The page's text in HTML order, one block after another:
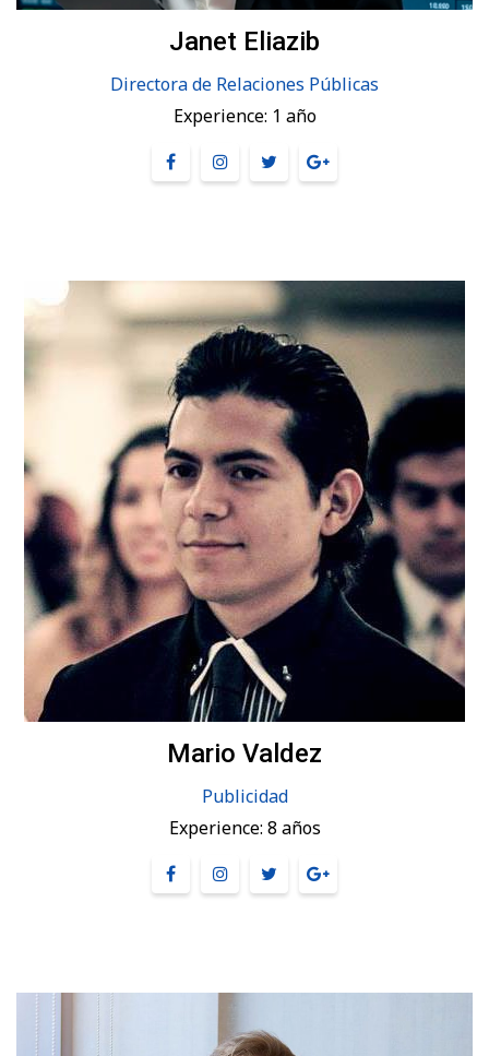
Janet Eliazib
Directora de Relaciones Públicas
Experience: 1 año
Mario Valdez
Publicidad
Experience: 8 años